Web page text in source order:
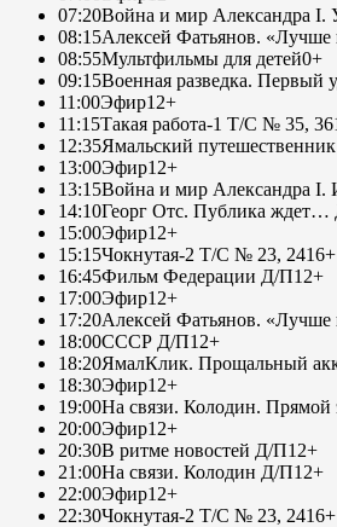
07:20Война и мир Александра
08:15Алексей Фатьянов. «Лучше
08:55Мультфильмы для детей0+
09:15Военная разведка. Первый
11:00Эфир12+
11:15Такая работа-1 Т/С № 35, 36
12:35Ямальский
13:00Эфир12+
13:15Война и мир Александра I.
14:10Георг Отс. Публика
15:00Эфир12+
15:15Чокнутая-2 Т/С № 23, 2416+
16:45Фильм Федерации Д/П12+
17:00Эфир12+
17:20Алексей Фатьянов. «Лучше
18:00СССР Д/П12+
18:20ЯмалКлик. Прощальный
18:30Эфир12+
19:00На связи. Колодин.
20:00Эфир12+
20:30В ритме новостей Д/П12+
21:00На связи. Колодин Д/П12+
22:00Эфир12+
22:30Чокнутая-2 Т/С № 23, 2416+